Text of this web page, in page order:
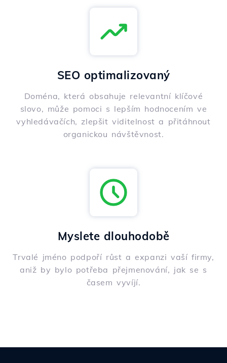
SEO optimalizovaný
Doména, která obsahuje relevantní klíčové
slovo, může pomoci s lepším hodnocením ve
vyhledávačích, zlepšit viditelnost a přitáhnout
organickou návštěvnost.
Myslete dlouhodobě
Trvalé jméno podpoří růst a expanzi vaší firmy,
aniž by bylo potřeba přejmenování, jak se s
časem vyvíjí.